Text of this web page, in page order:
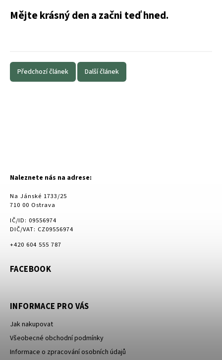
Mějte krásný den a začni teď hned.
Předchozí článek Další článek
Naleznete nás na adrese:
Na Jánské 1733/25
710 00 Ostrava
IČ/ID: 09556974
DIČ/VAT: CZ09556974
+420 604 555 787
FACEBOOK
INFORMACE PRO VÁS
Jak nakupovat
Všeobecné obchodní podmínky
Informace o zpracování osobních údajů